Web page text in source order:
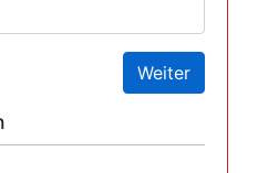
Weiter